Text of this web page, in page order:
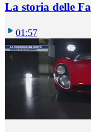
La storia delle
01:57